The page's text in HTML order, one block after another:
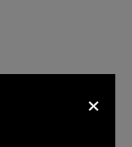
zum einen an
×